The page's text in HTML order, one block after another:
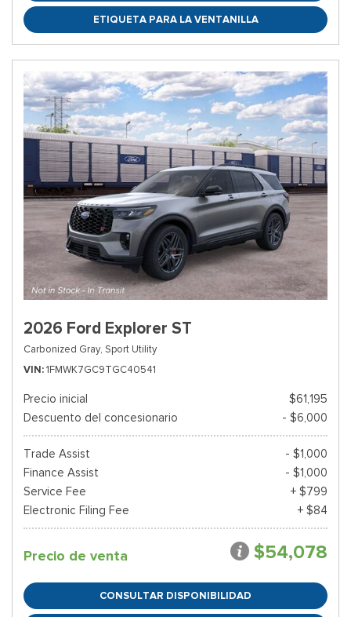
ETIQUETA PARA LA VENTANILLA
2026 Ford Explorer ST
Carbonized Gray, Sport Utility
VIN 1FMWK7GC9TGC40541
Precio inicial
$61,195
Descuento del concesionario
- $6,000
Trade Assist
- $1,000
Finance Assist
- $1,000
Service Fee
+ $799
Electronic Filing Fee
+ $84
Precio de venta $54,078
CONSULTAR DISPONIBILIDAD